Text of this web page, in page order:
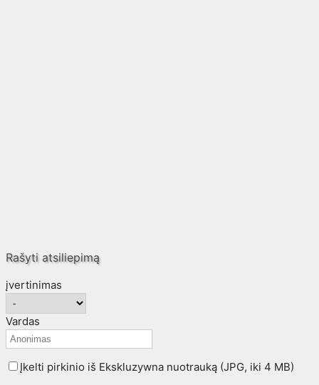
Rašyti atsiliepimą
įvertinimas
Vardas
Įkelti pirkinio iš Ekskluzywna nuotrauką (JPG, iki 4 MB)